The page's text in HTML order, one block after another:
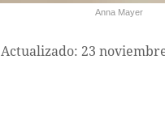
Anna Mayer
Actualizado: 23